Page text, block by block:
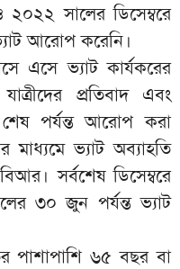
২০২২ সালের ডিসেম্বরে
আরোপ করেনি।
এসে ভ্যাট কার্যকরের
প্রতিবাদ এবং
পর্যন্ত আরোপ করা
মাধ্যমে ভ্যাট অব্যাহতি
সর্বশেষ ডিসেম্বরে
৩০ জুন পর্যন্ত ভ্যাট
পাশাপাশি ৬৫ বছর বা